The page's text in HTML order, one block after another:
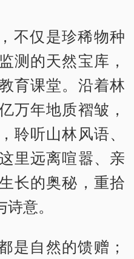
不仅是珍稀物种
测的天然宝库，
育课堂。沿着林
万年地质褶皱，
聆听山林风语、
里远离喧嚣、亲
长的奥秘，重拾
意。
是自然的馈赠；